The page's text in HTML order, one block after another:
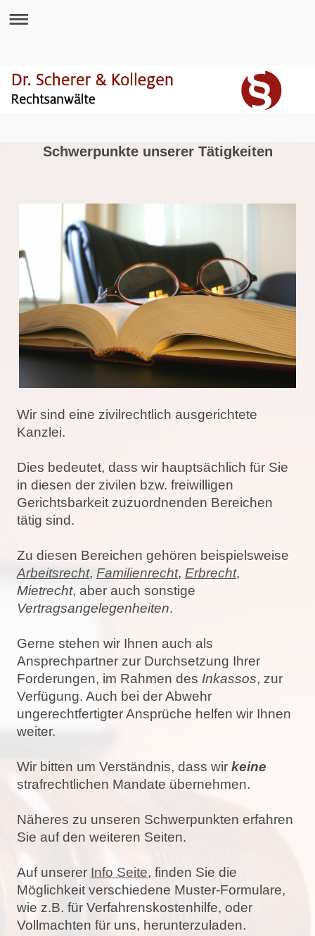
Schwerpunkte unserer Tätigkeiten
Wir sind eine zivilrechtlich ausgerichtete
Kanzlei.
Dies bedeutet, dass wir hauptsächlich für Sie
in diesen der zivilen bzw. freiwilligen
Gerichtsbarkeit zuzuordnenden Bereichen
tätig sind.
Zu diesen Bereichen gehören beispielsweise
Arbeitsrecht, Familienrecht, Erbrecht,
Mietrecht, aber auch sonstige
Vertragsangelegenheiten.
Gerne stehen wir Ihnen auch als
Ansprechpartner zur Durchsetzung Ihrer
Forderungen, im Rahmen des Inkassos, zur
Verfügung. Auch bei der Abwehr
ungerechtfertigter Ansprüche helfen wir Ihnen
weiter.
Wir bitten um Verständnis, dass wir keine
strafrechtlichen Mandate übernehmen.
Näheres zu unseren Schwerpunkten erfahren
Sie auf den weiteren Seiten.
Auf unserer Info Seite, finden Sie die
Möglichkeit verschiedene Muster-Formulare,
wie z.B. für Verfahrenskostenhilfe, oder
Vollmachten für uns, herunterzuladen.